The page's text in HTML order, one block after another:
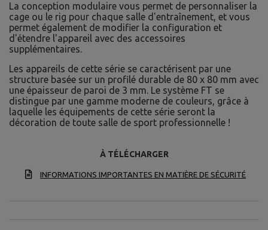
La conception modulaire vous permet de personnaliser la
cage ou le rig pour chaque salle d'entraînement, et vous
permet également de modifier la configuration et
d'étendre l'appareil avec des accessoires
supplémentaires.
Les appareils de cette série se caractérisent par une
structure basée sur un profilé durable de 80 x 80 mm avec
une épaisseur de paroi de 3 mm. Le système FT se
distingue par une gamme moderne de couleurs, grâce à
laquelle les équipements de cette série seront la
décoration de toute salle de sport professionnelle !
À TÉLÉCHARGER
INFORMATIONS IMPORTANTES EN MATIÈRE DE SÉCURITÉ